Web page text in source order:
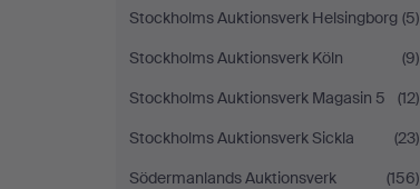
Stockholms Auktionsverk Helsingborg (5)
Stockholms Auktionsverk Köln
(9)
Stockholms Auktionsverk Magasin 5
(12)
Stockholms Auktionsverk Sickla
(23)
Södermanlands Auktionsverk
(156)